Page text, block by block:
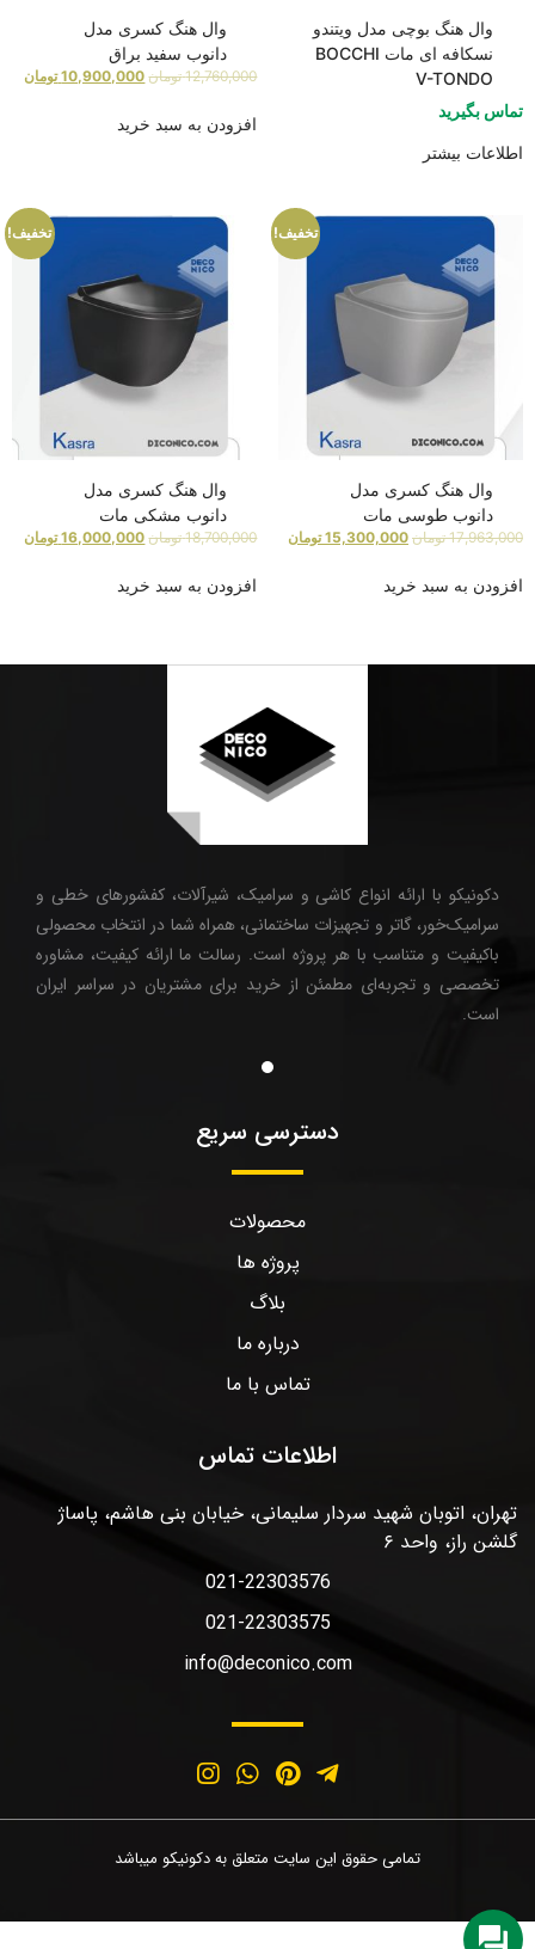
وال هنگ بوچی مدل ویتندو
نسکافه ای مات BOCCHI
V-TONDO
تماس بگیرید
اطلاعات بیشتر
وال هنگ کسری مدل
دانوب سفید براق
12,760,000 تومان 10,900,000 تومان
افزودن به سبد خرید
تخفیف!
وال هنگ کسری مدل
دانوب طوسی مات
17,963,000 تومان 15,300,000 تومان
افزودن به سبد خرید
تخفیف!
وال هنگ کسری مدل
دانوب مشکی مات
18,700,000 تومان 16,000,000 تومان
افزودن به سبد خرید
دکونیکو با ارائه انواع کاشی و سرامیک، شیرآلات، کفشورهای خطی و
سرامیک‌خور، گاتر و تجهیزات ساختمانی، همراه شما در انتخاب محصولی
باکیفیت و متناسب با هر پروژه است. رسالت ما ارائه کیفیت، مشاوره
تخصصی و تجربه‌ای مطمئن از خرید برای مشتریان در سراسر ایران
است.
دسترسی سریع
محصولات
پروژه ها
بلاگ
درباره ما
تماس با ما
اطلاعات تماس
تهران، اتوبان شهید سردار سلیمانی، خیابان بنی هاشم، پاساژ
گلشن راز، واحد ۶
021-22303576
021-22303575
info@deconico.com
تمامی حقوق این سایت متعلق به دکونیکو میباشد